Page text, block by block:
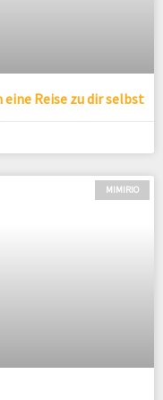
eine Reise zu dir selbst
MIMIRIO